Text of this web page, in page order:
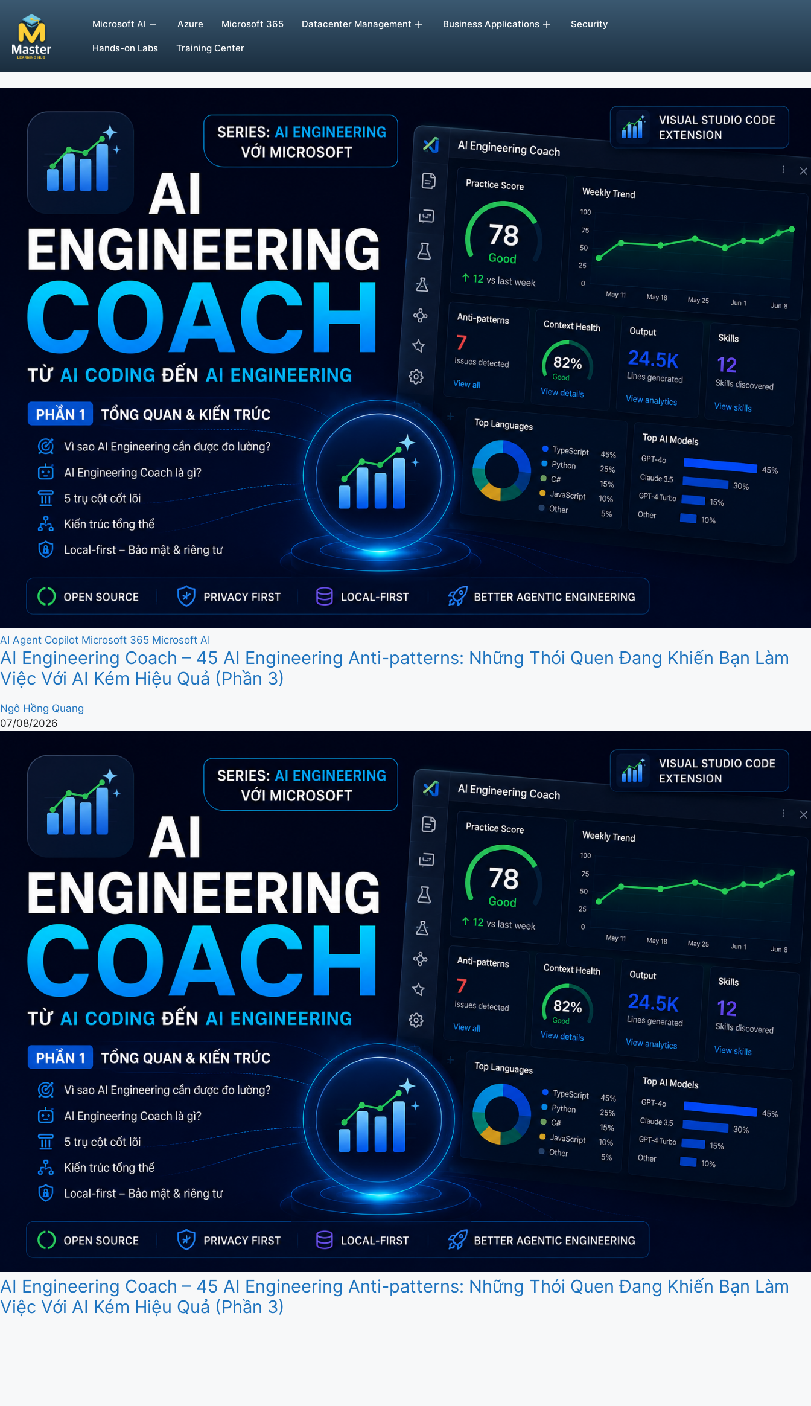
Microsoft AI Azure Microsoft 365 Datacenter Management Business Applications Security
Hands-on Labs Training Center
AI Agent Copilot Microsoft 365 Microsoft AI
AI Engineering Coach – 45 AI Engineering Anti-patterns: Những Thói Quen Đang Khiến Bạn Làm
Việc Với AI Kém Hiệu Quả (Phần 3)
Ngô Hồng Quang
07/08/2026
AI Engineering Coach – 45 AI Engineering Anti-patterns: Những Thói Quen Đang Khiến Bạn Làm
Việc Với AI Kém Hiệu Quả (Phần 3)